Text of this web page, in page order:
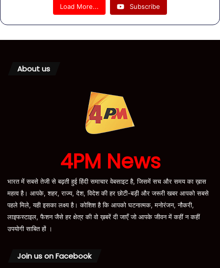
Load More... Subscribe
About us
4PM News
भारत में सबसे तेजी से बढ़ती हुई हिंदी समाचार वेबसाइट है, जिसमें सच और समय का ख़ास
महत्व है। आपके, शहर, राज्य, देश, विदेश की हर छोटी-बड़ी और जरूरी खबर आपको सबसे
पहले मिले, यही इसका लक्ष्य है। कोशिश है कि आपको घटनात्मक, मनोरंजन, नौकरी,
लाइफस्टाइल, फैशन जैसे हर क्षेत्र की वो ख़बरें दी जाएँ जो आपके जीवन में कहीं न कहीं
उपयोगी साबित हों ।
Join us on Facebook